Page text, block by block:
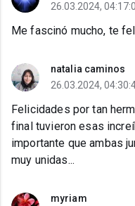
26.03.2024,
Me fascinó mucho, te
natalia caminos
26.03.2024,
Felicidades por tan
final tuvieron esas
importante que ambas
muy unidas...
myriam